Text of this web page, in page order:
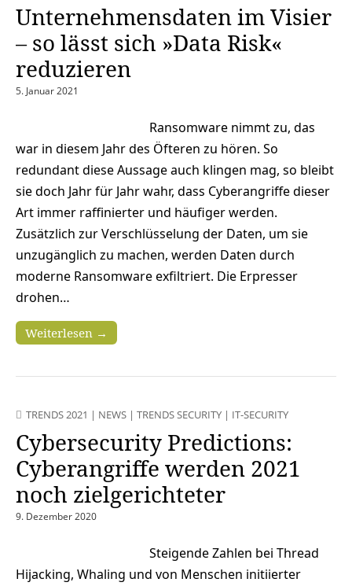
Unternehmensdaten im Visier
– so lässt sich »Data Risk«
reduzieren
5. Januar 2021
Ransomware nimmt zu, das
war in diesem Jahr des Öfteren zu hören. So
redundant diese Aussage auch klingen mag, so bleibt
sie doch Jahr für Jahr wahr, dass Cyberangriffe dieser
Art immer raffinierter und häufiger werden.
Zusätzlich zur Verschlüsselung der Daten, um sie
unzugänglich zu machen, werden Daten durch
moderne Ransomware exfiltriert. Die Erpresser
drohen…
Weiterlesen →
TRENDS 2021 | NEWS | TRENDS SECURITY | IT-SECURITY
Cybersecurity Predictions:
Cyberangriffe werden 2021
noch zielgerichteter
9. Dezember 2020
Steigende Zahlen bei Thread
Hijacking, Whaling und von Menschen initiierter